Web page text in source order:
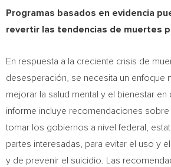
Programas basados en evidencia
revertir las tendencias de muertes
En respuesta a la creciente crisis de
desesperación, se necesita un enfoque
mejorar la salud mental y el bienestar en
informe incluye recomendaciones
tomar los gobiernos a nivel federal,
partes interesadas, para evitar el uso y
y de prevenir el suicidio. Las